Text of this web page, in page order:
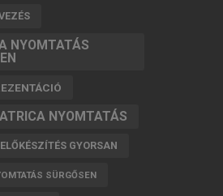
NYOMTATÁS
NYOMTATÁS
GYORSAN
SÜRGŐSEN